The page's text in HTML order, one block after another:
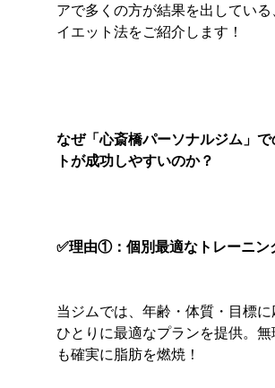
アで多くの方が結果を出してい
イエット法をご紹介します！
なぜ「心斎橋パーソナルジム」で
トが成功しやすいのか？
✅理由①：個別最適なトレーニン
当ジムでは、年齢・体質・目標に
ひとりに最適なプランを提供。
も確実に脂肪を燃焼！